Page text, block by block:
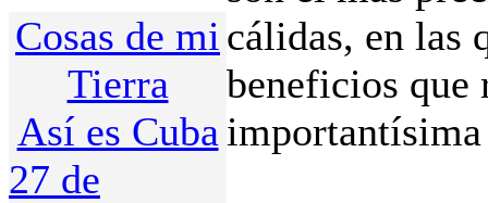
Cosas de mi
Tierra
Así es Cuba
27 de
cálidas, en las
beneficios que
importantísima